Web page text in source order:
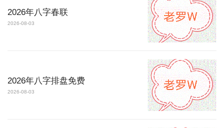
2026年八字春联
2026-08-03
2026年八字排盘免费
2026-08-03